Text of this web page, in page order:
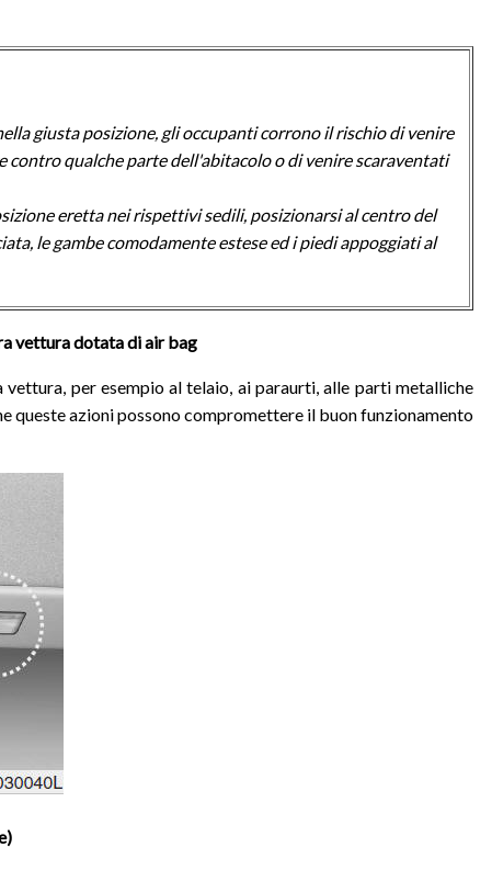
giusta posizione, gli occupanti corrono il rischio di venire
contro qualche parte dell'abitacolo o di venire scaraventati
eretta nei rispettivi sedili, posizionarsi al centro del
le gambe comodamente estese ed i piedi appoggiati al
vettura dotata di air bag
per esempio al telaio, ai paraurti, alle parti metalliche
queste azioni possono compromettere il buon funzionamento